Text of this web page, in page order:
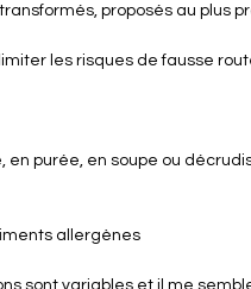
proposés au plus
les risques de fausse
en purée, en soupe ou
allergènes
sont variables et il me